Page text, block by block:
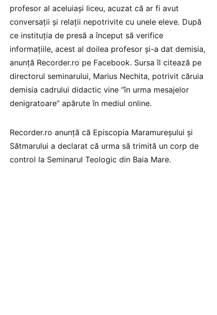
profesor al aceluiași liceu, acuzat că ar fi avut
conversații și relații nepotrivite cu unele eleve. După
ce instituția de presă a început să verifice
informațiile, acest al doilea profesor și-a dat demisia,
anunță Recorder.ro pe Facebook. Sursa îl citează pe
directorul seminarului, Marius Nechita, potrivit căruia
demisia cadrului didactic vine “în urma mesajelor
denigratoare” apărute în mediul online.
Recorder.ro anunță că Episcopia Maramureșului și
Sătmarului a declarat că urma să trimită un corp de
control la Seminarul Teologic din Baia Mare.